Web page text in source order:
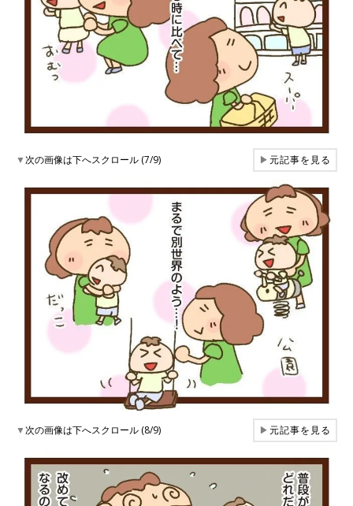
▼次の画像は下へスクロール (7/9) ▶元記事を見る
▼次の画像は下へスクロール (8/9) ▶元記事を見る